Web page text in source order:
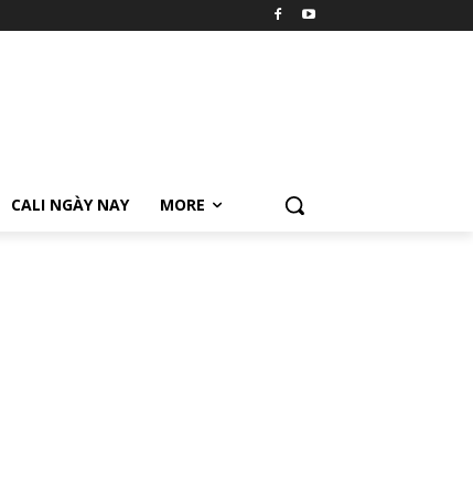
CALI NGÀY NAY MORE